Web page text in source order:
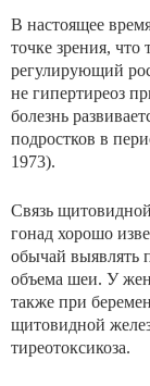
В настоящее
точке зрения,
регулирующий
не гипертиреоз
болезнь
подростков в
1973).
Связь
гонад хорошо
обычай выявлять
объема шеи. У
также при
щитовидной
тиреотоксикоза.